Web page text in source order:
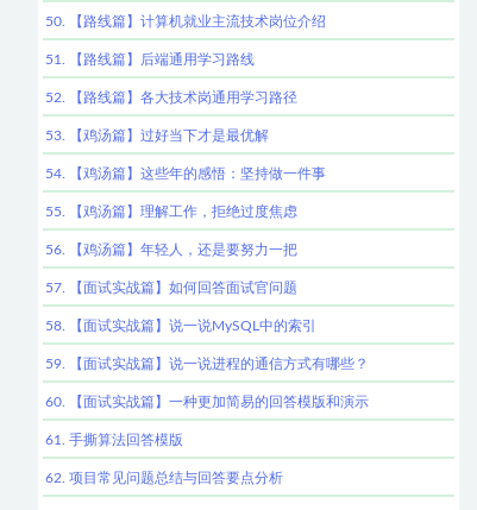
50. 【路线篇】计算机就业主流技术岗位介绍
51. 【路线篇】后端通用学习路线
52. 【路线篇】各大技术岗通用学习路径
53. 【鸡汤篇】过好当下才是最优解
54. 【鸡汤篇】这些年的感悟：坚持做一件事
55. 【鸡汤篇】理解工作，拒绝过度焦虑
56. 【鸡汤篇】年轻人，还是要努力一把
57. 【面试实战篇】如何回答面试官问题
58. 【面试实战篇】说一说MySQL中的索引
59. 【面试实战篇】说一说进程的通信方式有哪些？
60. 【面试实战篇】一种更加简易的回答模版和演示
61. 手撕算法回答模版
62. 项目常见问题总结与回答要点分析